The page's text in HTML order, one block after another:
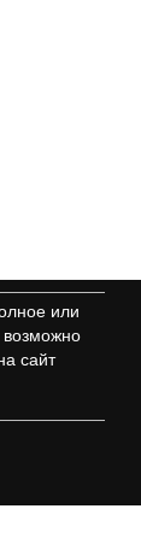
или
возможно
сайт